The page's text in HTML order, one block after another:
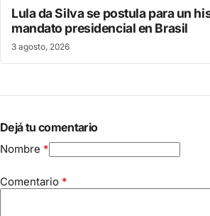
Lula da Silva se postula para un
mandato presidencial en Brasil
3 agosto, 2026
Dejá tu comentario
Nombre *
Comentario *